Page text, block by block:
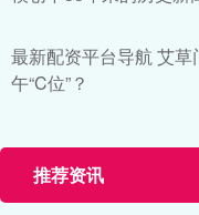
最新配资平台导航 艾
午“C位”？
推荐资讯